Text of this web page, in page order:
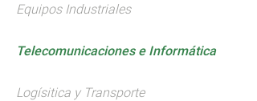
Equipos Industriales
Telecomunicaciones e Informática
Logísitica y Transporte